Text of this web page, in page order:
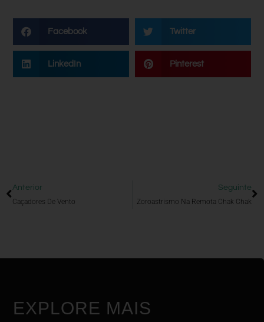
Facebook Twitter
LinkedIn Pinterest
Anterior
Caçadores De Vento
Seguinte
Zoroastrismo Na Remota Chak Chak
EXPLORE MAIS